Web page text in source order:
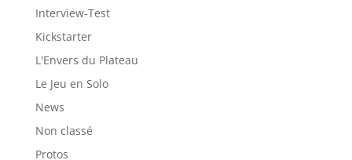
Interview-Test
Kickstarter
L'Envers du Plateau
Le Jeu en Solo
News
Non classé
Protos